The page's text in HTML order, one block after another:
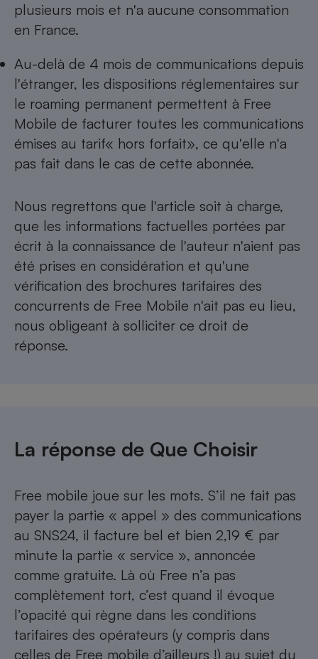
plusieurs mois et n'a aucune consommation
en France.
Au-delà de 4 mois de communications depuis
l'étranger, les dispositions réglemen­taires sur
le roaming permanent permettent à Free
Mobile de facturer toutes les communications
émises au tarif« hors forfait», ce qu'elle n'a
pas fait dans le cas de cette abonnée.
Nous regrettons que l'article soit à charge,
que les informations factuelles portées par
écrit à la connaissance de l'auteur n'aient pas
été prises en considération et qu'une
vérification des bro­chures tarifaires des
concurrents de Free Mobile n'ait pas eu lieu,
nous obligeant à solliciter ce droit de
réponse.
La réponse de Que Choisir
Free mobile joue sur les mots. S’il ne fait pas
payer la partie « appel » des communications
au SNS24, il facture bel et bien 2,19 € par
minute la partie « service », annoncée
comme gratuite. Là où Free n’a pas
complètement tort, c’est quand il évoque
l’opacité qui règne dans les conditions
tarifaires des opérateurs (y compris dans
celles de Free mobile d’ailleurs !) au sujet du